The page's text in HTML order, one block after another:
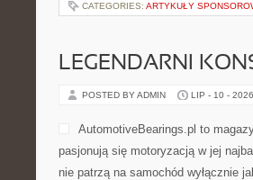
CATEGORIES: ARTYKUŁY
LEGENDARNI
POSTED BY ADMIN LIP - 10 - 2026
AutomotiveBearings.pl to
pasjonują się motoryzacją w jej
nie patrzą na samochód wyłącznie